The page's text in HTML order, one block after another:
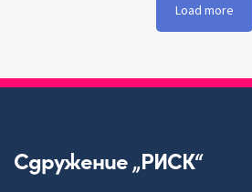
Load more
Сдружение „РИСК“